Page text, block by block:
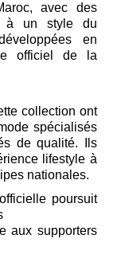
avec des
à un style du
en
officiel de la
collection ont
spécialisés
de qualité. Ils
lifestyle à
nationales.
poursuit
aux supporters